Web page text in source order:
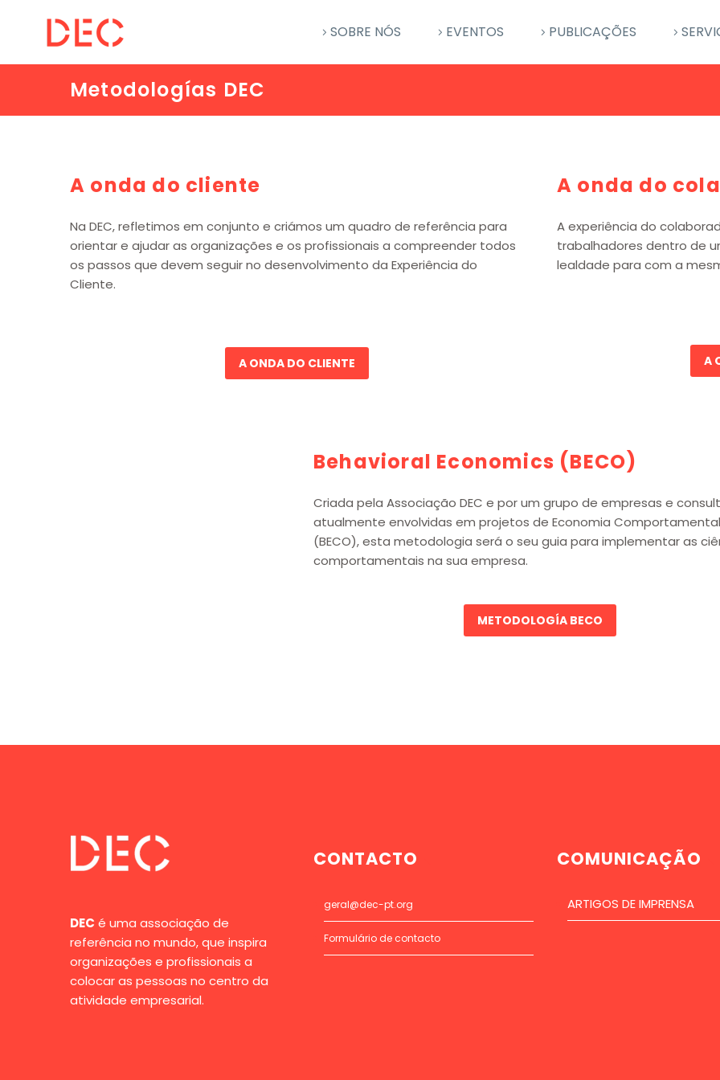
SOBRE NÓS EVENTOS PUBLICAÇÕES
Metodologías DEC
A onda do cliente
Na DEC, refletimos em conjunto e criámos um quadro de referência para
orientar e ajudar as organizações e os profissionais a compreender todos
os passos que devem seguir no desenvolvimento da Experiência do
Cliente.
A ONDA DO CLIENTE
A onda do
A experiência do
trabalhadores dentro de
lealdade para com a
A
Behavioral Economics (BECO)
Criada pela Associação DEC e por um grupo de empresas e
atualmente envolvidas em projetos de Economia Comportamental
(BECO), esta metodologia será o seu guia para implementar as
comportamentais na sua empresa.
METODOLOGÍA BECO
DEC é uma associação de
referência no mundo, que inspira
organizações e profissionais a
colocar as pessoas no centro da
atividade empresarial.
CONTACTO
geral@dec-pt.org
Formulário de contacto
COMUNICAÇÃO
ARTIGOS DE IMPRENSA